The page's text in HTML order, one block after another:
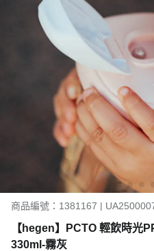
商品編號：1381167 |
【hegen】PCTO 輕飲時光
330ml-霧灰